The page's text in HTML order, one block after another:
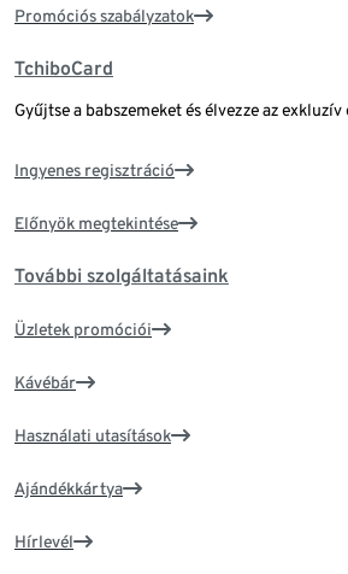
Promóciós szabályzatok
TchiboCard
Gyűjtse a babszemeket és élvezze az
Ingyenes regisztráció
Előnyök megtekintése
További szolgáltatásaink
Üzletek promóciói
Kávébár
Használati utasítások
Ajándékkártya
Hírlevél